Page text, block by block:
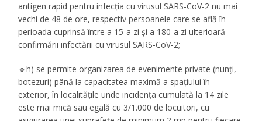
antigen rapid pentru infecția cu virusul SARS-CoV-2 nu mai
vechi de 48 de ore, respectiv persoanele care se află în
perioada cuprinsă între a 15-a zi și a 180-a zi ulterioară
confirmării infectării cu virusul SARS-CoV-2;
🔹h) se permite organizarea de evenimente private (nunți,
botezuri) până la capacitatea maximă a spațiului în
exterior, în localitățile unde incidența cumulată la 14 zile
este mai mică sau egală cu 3/1.000 de locuitori, cu